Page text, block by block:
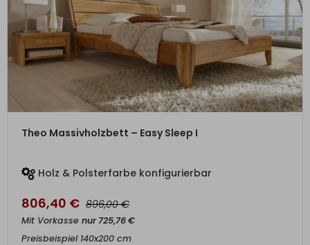
Theo Massivholzbett – Easy Sleep I
Holz & Polsterfarbe konfigurierbar
806,40 € 896,00€
Mit Vorkasse nur725,76€
Preisbeispiel 140x200 cm